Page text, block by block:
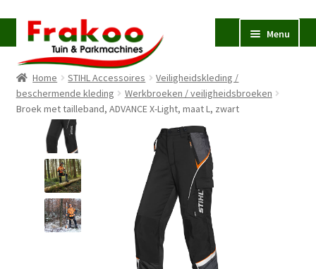
Ga
door
naar
navigatie
Ga
naar
de
inhoud
Menu
Homepage
Verkoop en Reparatie
Occasions
STIHL
Accessoires
Contact
Home STIHL Accessoires
Veiligheidskleding /
beschermende kleding
Werkbroeken / veiligheidsbroeken
Broek met tailleband, ADVANCE X-Light, maat L, zwart